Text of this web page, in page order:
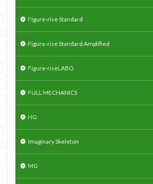
Figure-rise Standard
Figure-rise Standard Amplified
Figure-riseLABO
FULL MECHANICS
HG
Imaginary Skeleton
MG